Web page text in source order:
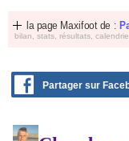
la page Maxifoot de :
bilan, stats, résultats,
Partager sur